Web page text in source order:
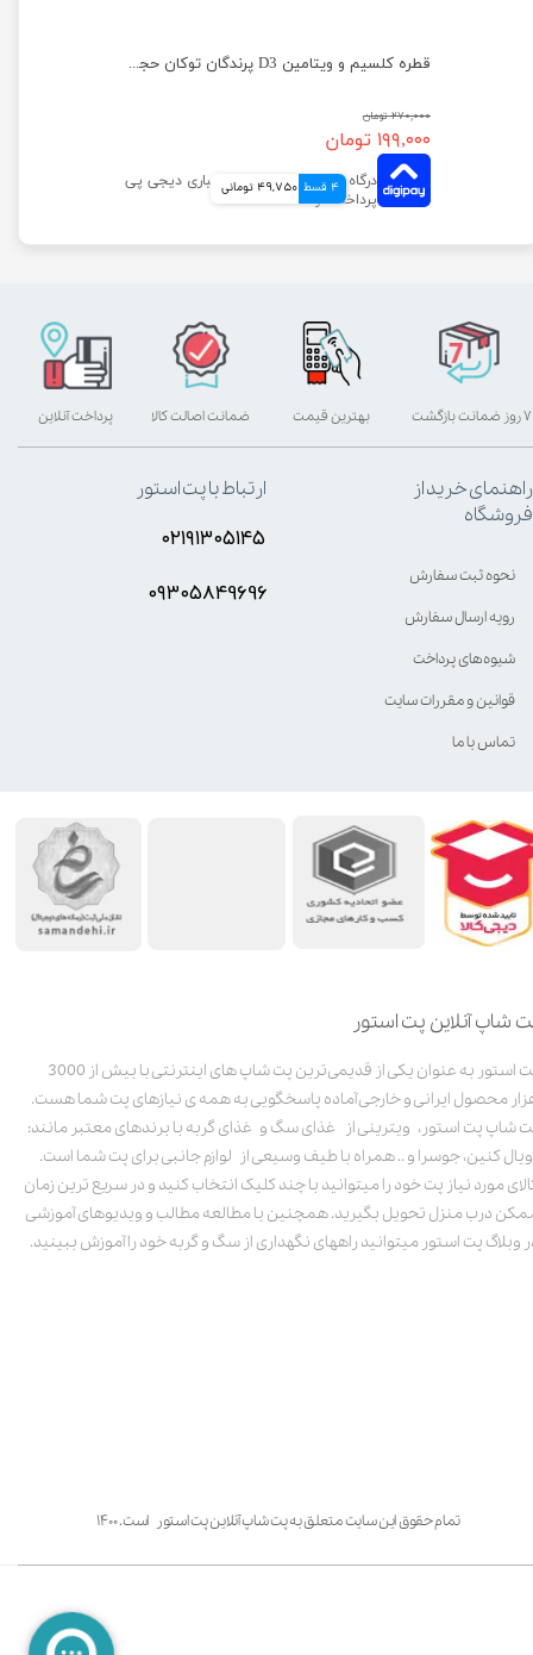
قطره کلسیم و ویتامین D3 پرندگان توکان حجم ۳۰ میلی لیتر
۲۷۰,۰۰۰ تومان
۱۹۹,۰۰۰ تومان
4 قسط 49,750 تومانی
شاپ آنلاین پت استور
پت استور به عنوان یکی از قدیمی‌ترین پت شاپ های اینترنتی با بیش از 3000
محصول ایرانی و خارجی آماده پاسخگویی به همه ی نیازهای پت شما هست.
شاپ پت استور، ویترینی از غذای سگ و غذای گربه با برندهای معتبر مانند:
کنین، جوسرا و .. همراه با طیف وسیعی از لوازم جانبی برای پت شما است.
مورد نیاز پت خود را میتوانید با چند کلیک انتخاب کنید و در سریع ترین زمان
درب منزل تحویل بگیرید. همچنین با مطالعه مطالب و ویدیوهای آموزشی
وبلاگ پت استور میتوانید راههای نگهداری از سگ و گربه خود را آموزش ببینید.
تمام حقوق این سایت متعلق به پت شاپ آنلاین پت استور است. ۱۴۰۰
بهترین قیمت پرداخت آنلاین ۷ روز ضمانت بازگشت ضمانت اصالت کالا
راهنمای خرید از
فروشگاه
نحوه ثبت سفارش
رویه ارسال سفارش
شیوه‌های پرداخت
قوانین و مقررات سایت
تماس با ما
ارتباط با پت استور
۰۲۱۹۱۳۰۵۱۴۵
۰۹۳۰۵8۴9696